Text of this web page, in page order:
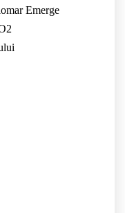
Emerge